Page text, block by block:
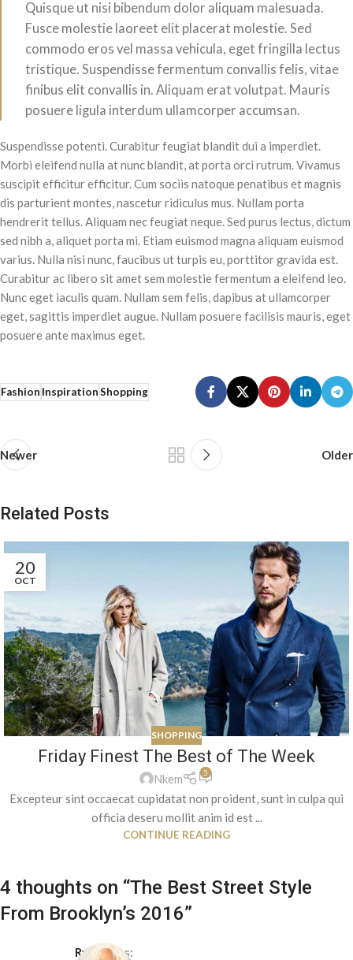
Quisque ut nisi bibendum dolor aliquam malesuada.
Fusce molestie laoreet elit placerat molestie. Sed
commodo eros vel massa vehicula, eget fringilla lectus
tristique. Suspendisse fermentum convallis felis, vitae
finibus elit convallis in. Aliquam erat volutpat. Mauris
posuere ligula interdum ullamcorper accumsan.
Suspendisse potenti. Curabitur feugiat blandit dui a imperdiet.
Morbi eleifend nulla at nunc blandit, at porta orci rutrum. Vivamus
suscipit efficitur efficitur. Cum sociis natoque penatibus et magnis
dis parturient montes, nascetur ridiculus mus. Nullam porta
hendrerit tellus. Aliquam nec feugiat neque. Sed purus lectus, dictum
sed nibh a, aliquet porta mi. Etiam euismod magna aliquam euismod
varius. Nulla nisi nunc, faucibus ut turpis eu, porttitor gravida est.
Curabitur ac libero sit amet sem molestie fermentum a eleifend leo.
Nunc eget iaculis quam. Nullam sem felis, dapibus at ullamcorper
eget, sagittis imperdiet augue. Nullam posuere facilisis mauris, eget
posuere ante maximus eget.
FashionInspirationShopping
Newer Older
Related Posts
20
OCT
SHOPPING
Friday Finest The Best of The Week
Nkem 5
Excepteur sint occaecat cupidatat non proident, sunt in culpa qui
officia deseru mollit anim id est ...
CONTINUE READING
4 thoughts on “The Best Street Style
From Brooklyn’s 2016”
Ryan says: